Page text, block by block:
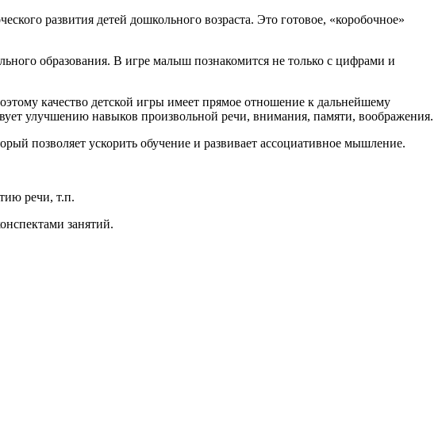
развития детей дошкольного возраста. Это готовое, «коробочное»
образования. В игре малыш познакомится не только с цифрами и
качество детской игры имеет прямое отношение к дальнейшему
улучшению навыков произвольной речи, внимания, памяти, воображения.
позволяет ускорить обучение и развивает ассоциативное мышление.
речи, т.п.
занятий.